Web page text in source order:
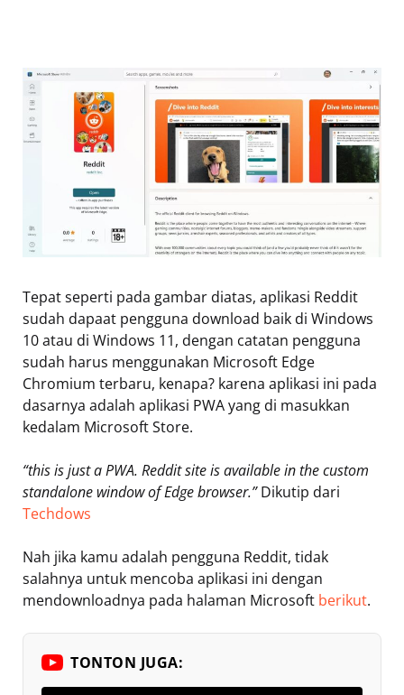
Tepat seperti pada gambar diatas, aplikasi Reddit
sudah dapaat pengguna download baik di Windows
10 atau di Windows 11, dengan catatan pengguna
sudah harus menggunakan Microsoft Edge
Chromium terbaru, kenapa? karena aplikasi ini pada
dasarnya adalah aplikasi PWA yang di masukkan
kedalam Microsoft Store.
“this is just a PWA. Reddit site is available in the custom
standalone window of Edge browser.”Dikutip dari
Techdows
Nah jika kamu adalah pengguna Reddit, tidak
salahnya untuk mencoba aplikasi ini dengan
mendownloadnya pada halaman Microsoft berikut.
TONTON JUGA: